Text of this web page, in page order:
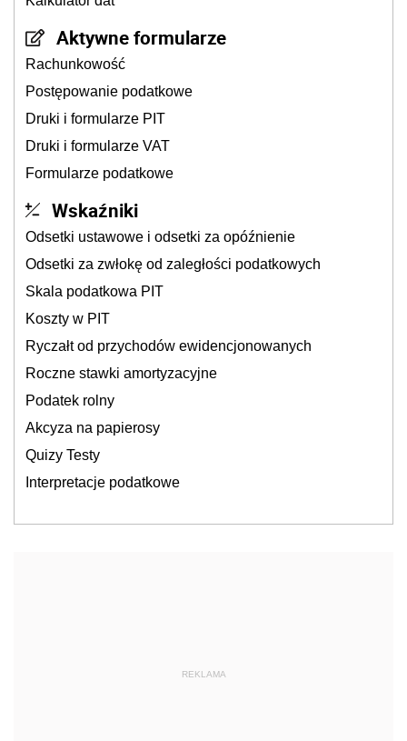
Aktywne formularze
Rachunkowość
Postępowanie podatkowe
Druki i formularze PIT
Druki i formularze VAT
Formularze podatkowe
Wskaźniki
Odsetki ustawowe i odsetki za opóźnienie
Odsetki za zwłokę od zaległości podatkowych
Skala podatkowa PIT
Koszty w PIT
Ryczałt od przychodów ewidencjonowanych
Roczne stawki amortyzacyjne
Podatek rolny
Akcyza na papierosy
Quizy Testy
Interpretacje podatkowe
REKLAMA